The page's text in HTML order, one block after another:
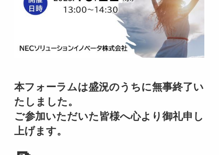
本フォーラムは盛況のうちに無事終了い
たしました。
ご参加いただいた皆様へ心より御礼申し
上げます。